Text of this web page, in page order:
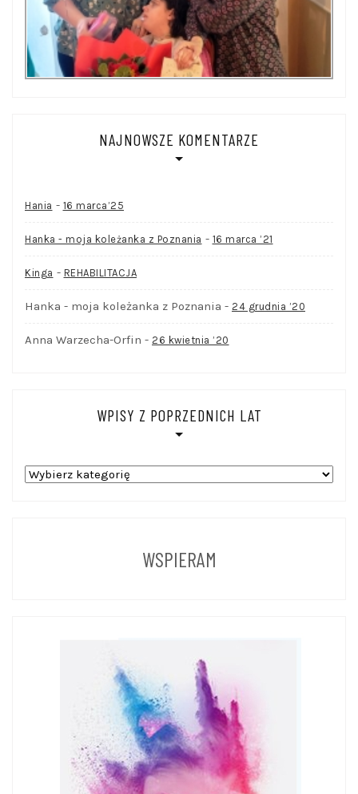
NAJNOWSZE KOMENTARZE
Hania - 16 marca’25
Hanka - moja koleżanka z Poznania - 16 marca ’21
Kinga - REHABILITACJA
Hanka - moja koleżanka z Poznania - 24 grudnia ’20
Anna Warzecha-Orfin - 26 kwietnia ’20
WPISY Z POPRZEDNICH LAT
WPISY
WSPIERAM